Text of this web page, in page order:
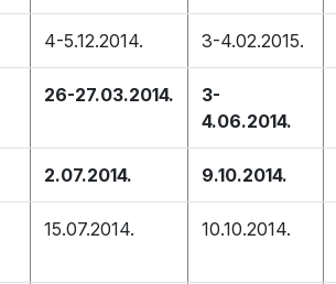
4-5.12.2014. 3-4.02.2015.
26-27.03.2014.
3-
4.06.2014.
2.07.2014. 9.10.2014.
15.07.2014. 10.10.2014.